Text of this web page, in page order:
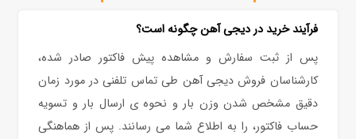
فرآیند خرید در دیجی آهن چگونه است؟
پس از ثبت سفارش و مشاهده پیش فاکتور صادر شده،
کارشناسان فروش دیجی آهن طی تماس تلفنی در مورد زمان
دقیق مشخص شدن وزن بار و نحوه ی ارسال بار و تسویه
حساب فاکتور، را به اطلاع شما می رسانند. پس از هماهنگی